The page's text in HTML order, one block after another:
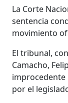
La Corte
sentencia
movimiento
El tribunal,
Camacho,
improcedente
por el